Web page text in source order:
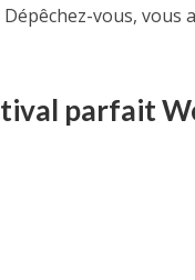
vous, vous
parfait